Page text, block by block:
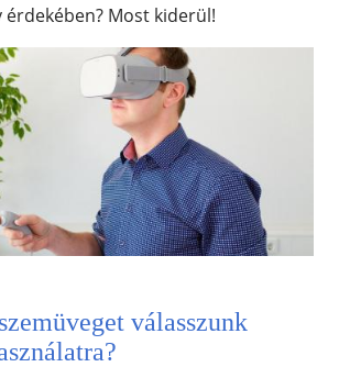
Most kiderül!
válasszunk